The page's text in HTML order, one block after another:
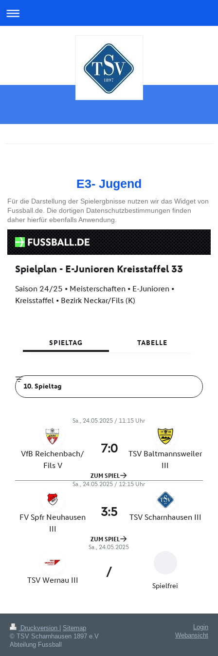
E3- Jugend
Für die Darstellung der Spielergbnisse nutzen wir das Widget von
Fussball.de. Die dortigen Datenschutzbestimmungen finden
daher hierfür ebenfalls Anwendung.
Druckversion
Sitemap
© TSV Scharnhausen 1897 e.V
Abteilung Fussball
Login
Webansicht